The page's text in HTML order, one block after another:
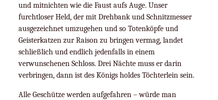
und mitnichten wie die Faust aufs Auge. Unser
furchtloser Held, der mit Drehbank und Schnitzmesser
ausgezeichnet umzugehen und so Totenköpfe und
Geisterkatzen zur Raison zu bringen vermag, landet
schließlich und endlich jedenfalls in einem
verwunschenen Schloss. Drei Nächte muss er darin
verbringen, dann ist des Königs holdes Töchterlein sein.
Alle Geschütze werden aufgefahren – würde man